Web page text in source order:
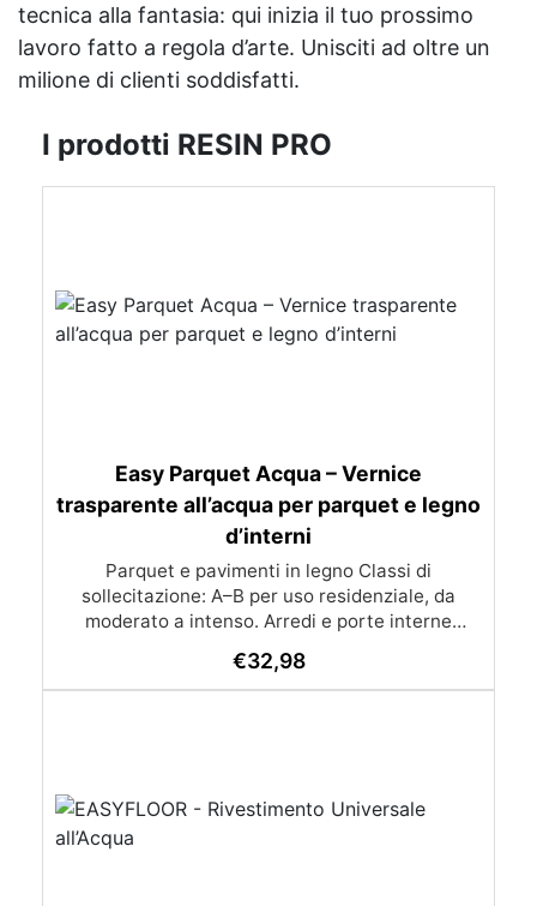
tecnica alla fantasia: qui inizia il tuo prossimo
lavoro fatto a regola d’arte. Unisciti ad oltre un
milione di clienti soddisfatti.
I prodotti RESIN PRO
Easy Parquet Acqua – Vernice
trasparente all’acqua per parquet e legno
d’interni
Parquet e pavimenti in legno Classi di
sollecitazione: A–B per uso residenziale, da
moderato a intenso. Arredi e porte interne
sollecitazione normale. Modalità d’uso (Sintesi)
Preparazione Legno nuovo: levigare con grana
asciutto, pulito e privo di cere/siliconi Umidità
legno: Latifoglie ~12% Conifere ~15% Prima mano
Pronta all’uso Applicare con rullo a pelo corto o
€32,98